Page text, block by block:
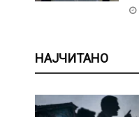
НАЈЧИТАНО